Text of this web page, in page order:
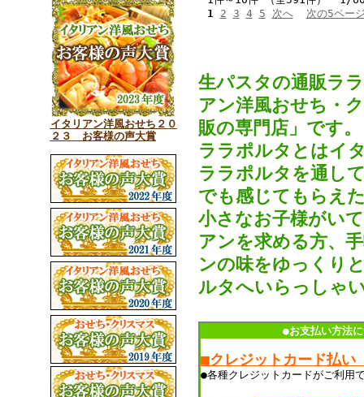
イタリアン洋風おせち２０
２３ お客様の声大賞
1
2 3 4 5 次へ 次の5ペー
生パスタの通販ラ
アン洋風おせち・
販の専門店」です。
ララポルタとはイ
ララポルタを通し
でも感じてもらえ
小さなお子様がい
アンを求める方、
ンの味をゆっくり
ルタへいらっしゃ
●お支払い方法
■クレジットカード払い
●各種クレジットカードがご利用